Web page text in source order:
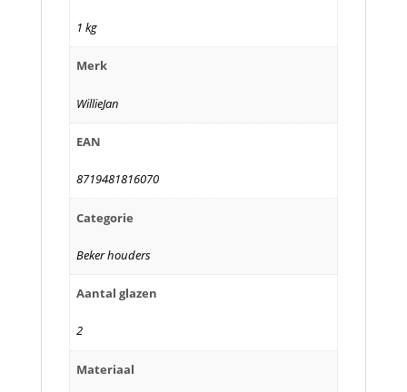
1 kg
Merk
WillieJan
EAN
8719481816070
Categorie
Beker houders
Aantal glazen
2
Materiaal